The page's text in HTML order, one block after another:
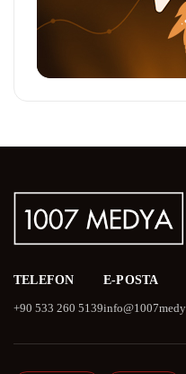
TELEFON
+90 533 260 5139
E-POSTA